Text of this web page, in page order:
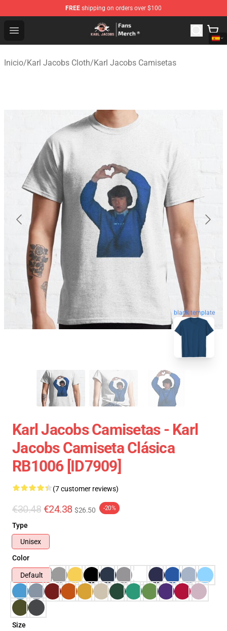
FREE shipping on orders over $100
Open menu
Karl Jacobs Store - Official Karl Jacobs Merchandise
Inicio/Karl Jacobs Cloth/Karl Jacobs Camisetas
blank template
Karl Jacobs Camisetas - Karl
Jacobs Camiseta Clásica
RB1006 [ID7909]
(7 customer reviews)
€30.48 €24.38 $26.50 -20%
Type
Unisex
Color
Default
Size